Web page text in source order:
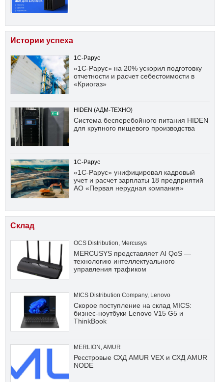
Истории успеха
1С-Рарус
«1С-Рарус» на 20% ускорил подготовку
отчетности и расчет себестоимости в
«Криогаз»
HIDEN (АДМ-ТЕХНО)
Система бесперебойного питания HIDEN
для крупного пищевого производства
1С-Рарус
«1С-Рарус» унифицировал кадровый
учет и расчет зарплаты 18 предприятий
АО «Первая нерудная компания»
Склад
OCS Distribution, Mercusys
MERCUSYS представляет AI QoS —
технологию интеллектуального
управления трафиком
MICS Distribution Company, Lenovo
Скорое поступление на склад MICS:
бизнес-ноутбуки Lenovo V15 G5 и
ThinkBook
MERLION ,AMUR
Ресстровые СХД AMUR VEX и СХД AMUR
NODE